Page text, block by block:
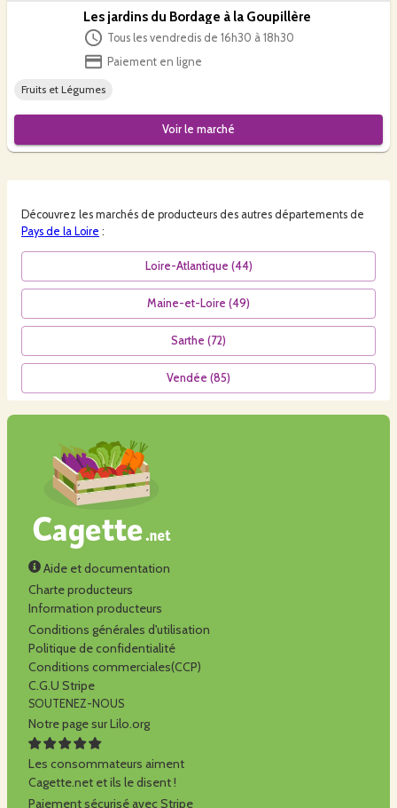
Les jardins du Bordage à la Goupillère
Tous les vendredis de 16h30 à 18h30
Paiement en ligne
Fruits et Légumes
Voir le marché
Découvrez les marchés de producteurs des autres départements de
Pays de la Loire :
Loire-Atlantique (44)
Maine-et-Loire (49)
Sarthe (72)
Vendée (85)
Aide et documentation
Charte producteurs
Information producteurs
Conditions générales d'utilisation
Politique de confidentialité
Conditions commerciales(CCP)
C.G.U Stripe
SOUTENEZ-NOUS
Notre page sur Lilo.org
Les consommateurs aiment
Cagette.net et ils le disent !
Paiement sécurisé avec Stripe